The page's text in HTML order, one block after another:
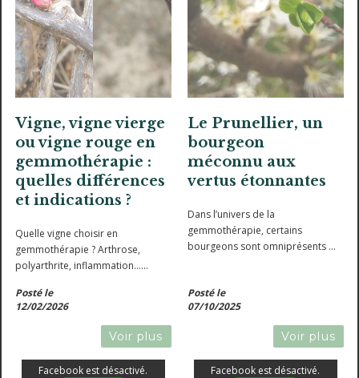
Vigne, vigne vierge
ou vigne rouge en
gemmothérapie :
quelles différences
et indications ?
Quelle vigne choisir en
gemmothérapie ? Arthrose,
polyarthrite, inflammation…
indications précises.
Posté le
12/02/2026
Voir plus
Facebook est désactivé.
Le Prunellier, un
bourgeon
méconnu aux
vertus étonnantes
Dans l’univers de la
gemmothérapie, certains
bourgeons sont omniprésents —
Prunellier (Prunus spinosa) fait
partie de ces...
Posté le
07/10/2025
Voir plus
Facebook est désactivé.